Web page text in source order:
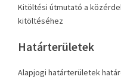
Kitöltési útmutató a
kitöltéséhez
Határterületek
Alapjogi határterületek